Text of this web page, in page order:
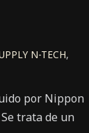
N-TECH,
por Nippon
trata de un